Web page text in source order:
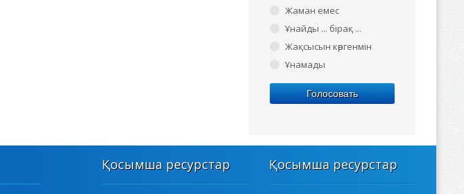
Жаман емес
Ұнайды ... бірақ ...
Жақсысын көргенмін
Ұнамады
Голосовать
Қосымша ресурстар Қосымша ресурстар